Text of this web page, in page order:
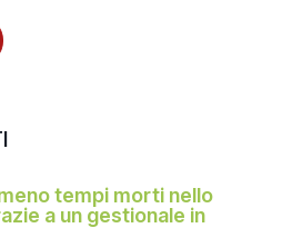
tempi morti nello
a un gestionale in